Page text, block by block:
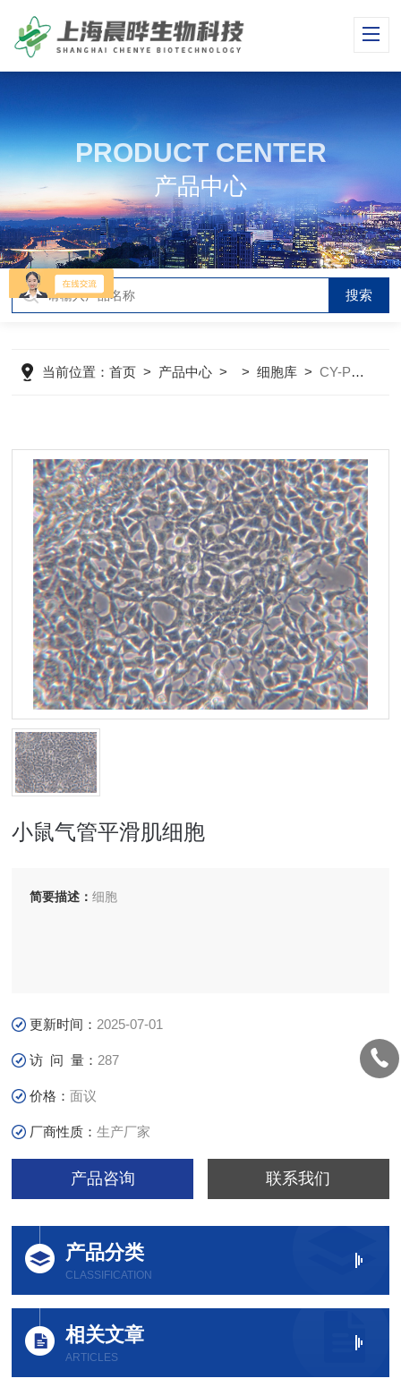
PRODUCT CENTER
产品中心
当前位置：首页 > 产品中心 > >细胞库 >CY-PC-M0007小鼠气管平滑肌细胞
小鼠气管平滑肌细胞
简要描述：细胞
更新时间： 2025-07-01
访 问 量： 287
价格：面议
厂商性质：生产厂家
产品咨询 联系我们
产品分类
CLASSIFICATION
相关文章
ARTICLES